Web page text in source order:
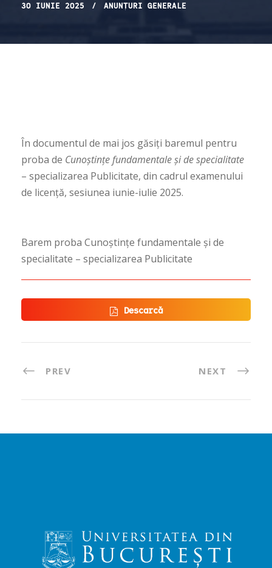
30 IUNIE 2025 ANUNȚURI GENERALE
În documentul de mai jos găsiți baremul pentru
proba de Cunoștințe fundamentale și de specialitate
– specializarea Publicitate, din cadrul examenului
de licență, sesiunea iunie-iulie 2025.
Barem proba Cunoștințe fundamentale și de
specialitate – specializarea Publicitate
Descarcă
PREV NEXT